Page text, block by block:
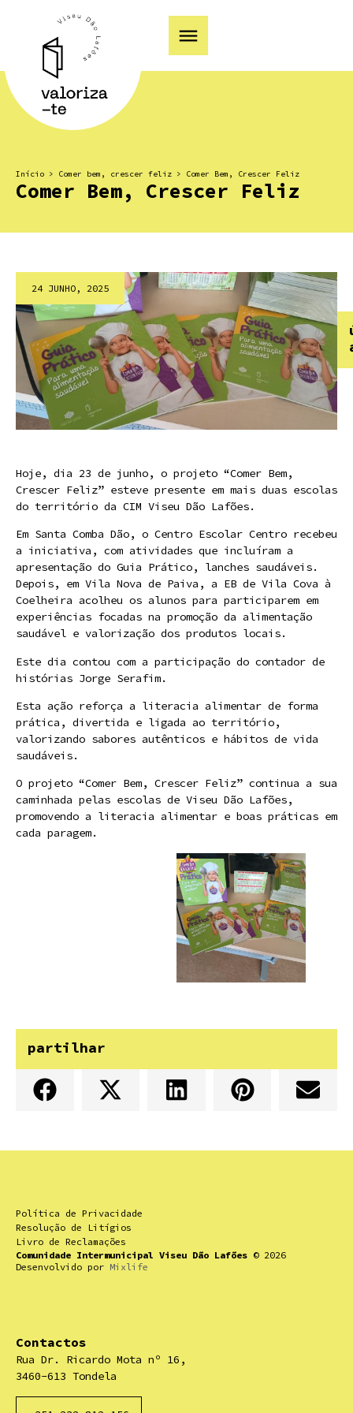
Início > Comer bem, crescer feliz > Comer Bem, Crescer Feliz
Comer Bem, Crescer Feliz
24 JUNHO, 2025
Hoje, dia 23 de junho, o projeto “Comer Bem,
Crescer Feliz” esteve presente em mais duas escolas
do território da CIM Viseu Dão Lafões.
Em Santa Comba Dão, o Centro Escolar Centro recebeu
a iniciativa, com atividades que incluíram a
apresentação do Guia Prático, lanches saudáveis.
Depois, em Vila Nova de Paiva, a EB de Vila Cova à
Coelheira acolheu os alunos para participarem em
experiências focadas na promoção da alimentação
saudável e valorização dos produtos locais.
Este dia contou com a participação do contador de
histórias Jorge Serafim.
Esta ação reforça a literacia alimentar de forma
prática, divertida e ligada ao território,
valorizando sabores autênticos e hábitos de vida
saudáveis.
O projeto “Comer Bem, Crescer Feliz” continua a sua
caminhada pelas escolas de Viseu Dão Lafões,
promovendo a literacia alimentar e boas práticas em
cada paragem.
partilhar
Política de Privacidade
Resolução de Litígios
Livro de Reclamações
Comunidade Intermunicipal Viseu Dão Lafões © 2026
Desenvolvido por Mixlife
Contactos
Rua Dr. Ricardo Mota nº 16,
3460-613 Tondela